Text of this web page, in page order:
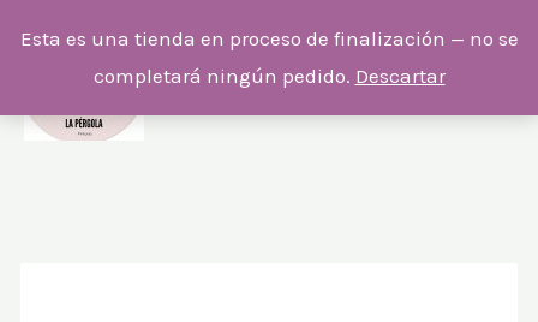
Esta es una tienda en proceso de finalización — no se
completará ningún pedido. Descartar